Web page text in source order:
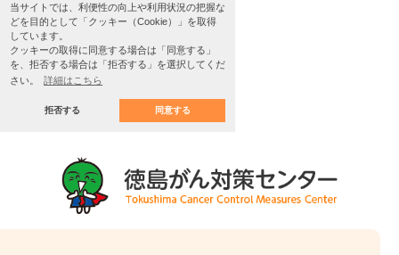
当サイトでは、利便性の向上や利用状況の把握な
どを目的として「クッキー（Cookie）」を取得
しています。
クッキーの取得に同意する場合は「同意する」
を、拒否する場合は「拒否する」を選択してくだ
さい。
詳細はこちら
拒否する 同意する